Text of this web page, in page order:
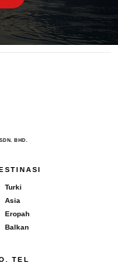
BHD.
Turki
Asia
Eropah
Balkan
TEL